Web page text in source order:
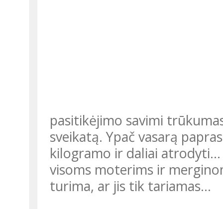
pasitikėjimo savimi
sveikatą. Ypač vasarą
kilogramo ir daliai
visoms moterims ir
turima, ar jis tik tariamas...